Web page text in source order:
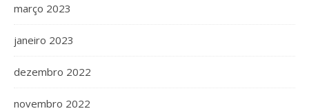
março 2023
janeiro 2023
dezembro 2022
novembro 2022